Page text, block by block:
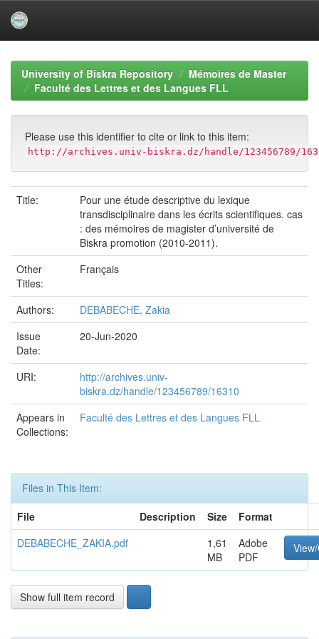
navigationUniversity of Biskra Repository
Mémoires de Master
Faculté des Lettres et des Langues FLL
Please use this identifier to cite or link to this item:
http://archives.univ-biskra.dz/handle/123456789/
Title:
Pour une étude descriptive du lexique
transdisciplinaire dans les écrits scientifiques. cas
: des mémoires de magister d’université de
Biskra promotion (2010-2011).
Other
Titles:
Français
Authors:
DEBABECHE, Zakia
Issue
Date:
20-Jun-2020
URI:
http://archives.univ-
biskra.dz/handle/123456789/16310
Appears in
Collections:
Faculté des Lettres et des Langues FLL
Files in This Item:
File
Description Size
Format
DEBABECHE_ZAKIA.pdf
1,61
MB
Adobe
PDF
Show full item record